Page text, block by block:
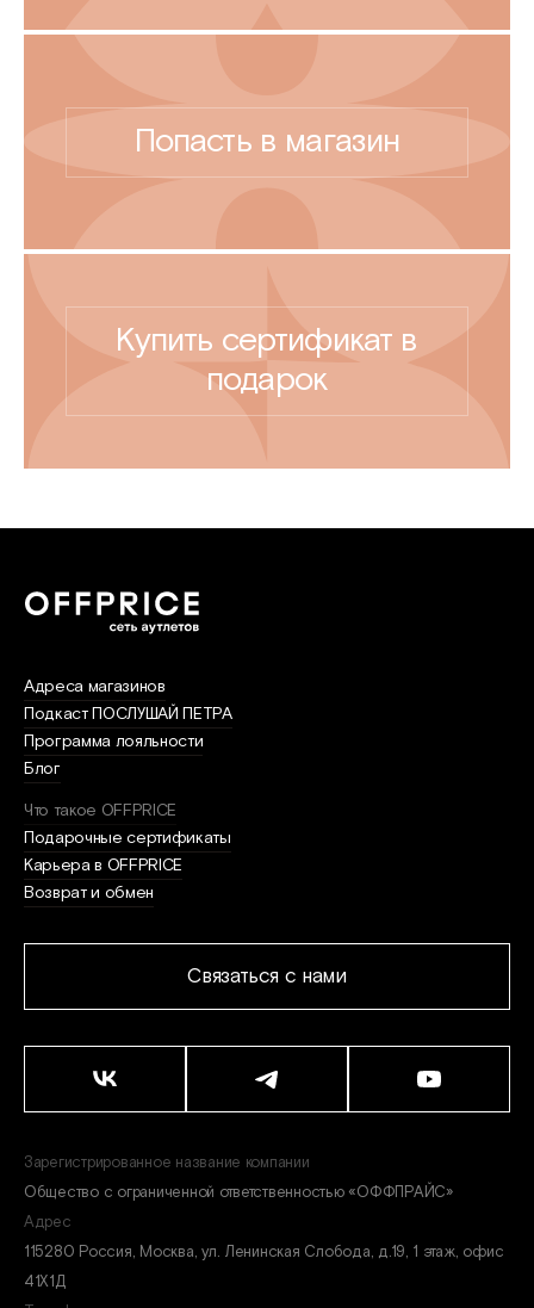
Попасть в магазин
Купить сертификат в
подарок
Связаться с нами
Зарегистрированное название компании
Общество с ограниченной ответственностью «ОФФПРАЙС»
Адрес
115280 Россия, Москва, ул. Ленинская Слобода, д.19, 1 этаж, офис
41Х1Д
Адреса магазинов
Подкаст ПОСЛУШАЙ ПЕТРА
Программа лояльности
Блог
Что такое OFFPRICE
Подарочные сертификаты
Карьера в OFFPRICE
Возврат и обмен